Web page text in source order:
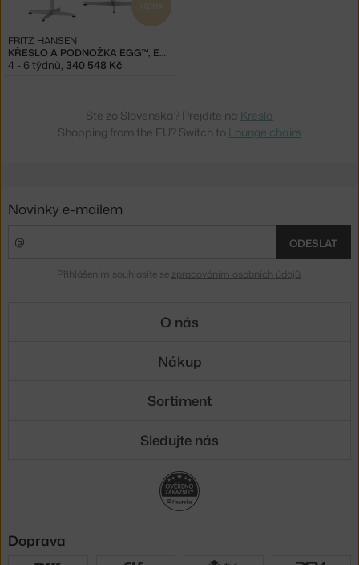
IKONA
KŘESLO A PODNOŽKA EGG™, ESSENTIAL
FRITZ HANSEN
4 - 6 týdnů, 340 548 Kč
Ste zo Slovenska? Prejdite na Kreslá
Shopping from the EU? Switch to Lounge chairs
Novinky e-mailem
ODESLAT
Přihlášením souhlasíte se zpracováním osobních údajů
O nás
Nákup
Sortiment
Sledujte nás
Doprava